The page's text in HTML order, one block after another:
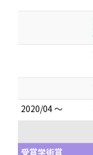
2020/04 ～
受賞学術賞